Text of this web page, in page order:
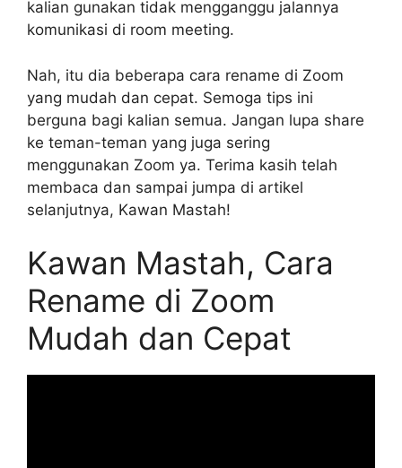
kalian gunakan tidak mengganggu jalannya
komunikasi di room meeting.
Nah, itu dia beberapa cara rename di Zoom
yang mudah dan cepat. Semoga tips ini
berguna bagi kalian semua. Jangan lupa share
ke teman-teman yang juga sering
menggunakan Zoom ya. Terima kasih telah
membaca dan sampai jumpa di artikel
selanjutnya, Kawan Mastah!
Kawan Mastah, Cara
Rename di Zoom
Mudah dan Cepat